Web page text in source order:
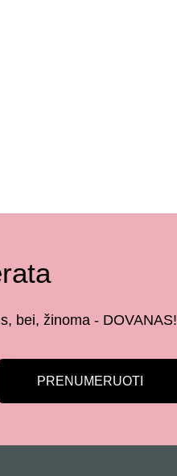
bei, žinoma - DOVANAS!
PRENUMERUOTI